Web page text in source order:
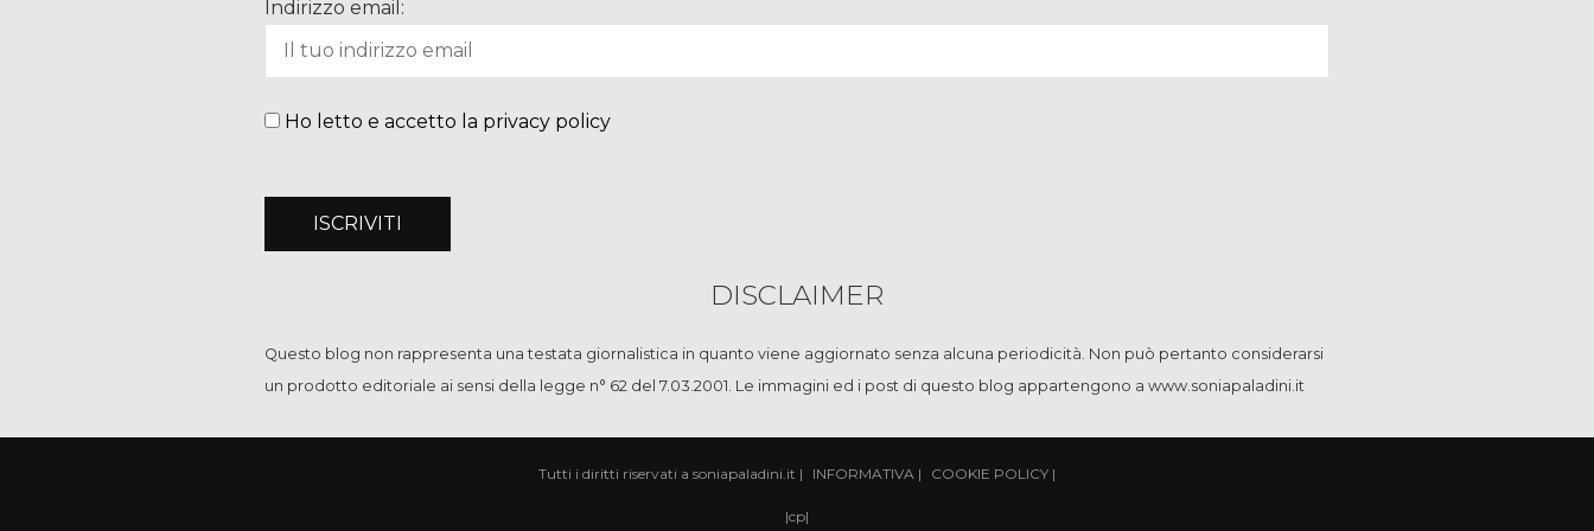
Indirizzo email:
Ho letto e accetto la privacy policy
DISCLAIMER
Questo blog non rappresenta una testata giornalistica in quanto viene aggiornato senza alcuna periodicità. Non può pertanto considerarsi
un prodotto editoriale ai sensi della legge n° 62 del 7.03.2001. Le immagini ed i post di questo blog appartengono a www.soniapaladini.it
Tutti i diritti riservati a soniapaladini.it | INFORMATIVA | COOKIE POLICY |
|cp|